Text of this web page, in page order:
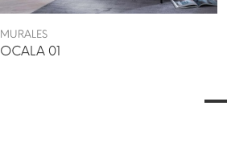
MURALES
OCALA 01